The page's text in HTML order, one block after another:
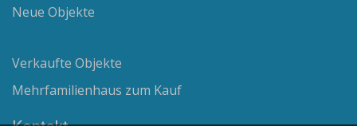
Neue Objekte
Verkaufte Objekte
Mehrfamilienhaus zum Kauf